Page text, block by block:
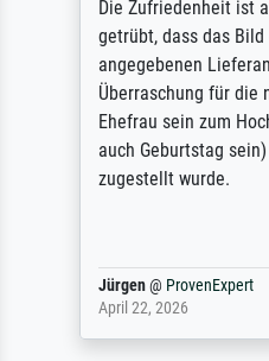
Die Zufriedenheit ist
getrübt, dass das
angegebenen
Überraschung für die
Ehefrau sein zum
auch Geburtstag
zugestellt wurde.
Jürgen@ ProvenExpert
April 22, 2026